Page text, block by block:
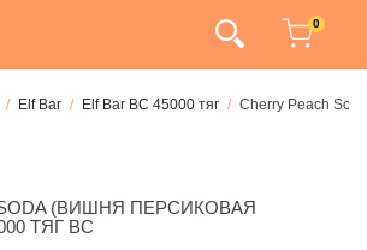
0
Elf Bar Elf Bar BC 45000 тяг Cherry Peach
SODA (ВИШНЯ ПЕРСИКОВАЯ
ТЯГ BC